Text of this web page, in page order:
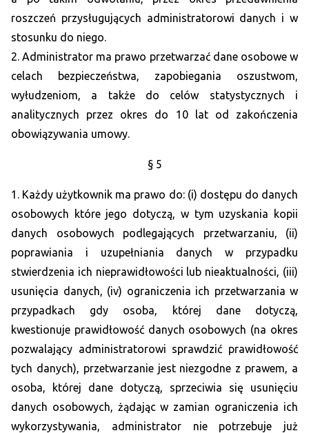
roszczeń przysługujących administratorowi danych i w
stosunku do niego.
2. Administrator ma prawo przetwarzać dane osobowe w
celach bezpieczeństwa, zapobiegania oszustwom,
wyłudzeniom, a także do celów statystycznych i
analitycznych przez okres do 10 lat od zakończenia
obowiązywania umowy.
§ 5
1. Każdy użytkownik ma prawo do: (i) dostępu do danych
osobowych które jego dotyczą, w tym uzyskania kopii
danych osobowych podlegających przetwarzaniu, (ii)
poprawiania i uzupełniania danych w przypadku
stwierdzenia ich nieprawidłowości lub nieaktualności, (iii)
usunięcia danych, (iv) ograniczenia ich przetwarzania w
przypadkach gdy osoba, której dane dotyczą,
kwestionuje prawidłowość danych osobowych (na okres
pozwalający administratorowi sprawdzić prawidłowość
tych danych), przetwarzanie jest niezgodne z prawem, a
osoba, której dane dotyczą, sprzeciwia się usunięciu
danych osobowych, żądając w zamian ograniczenia ich
wykorzystywania, administrator nie potrzebuje już